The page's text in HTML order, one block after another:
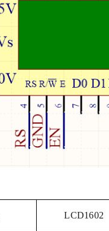
LCD1602